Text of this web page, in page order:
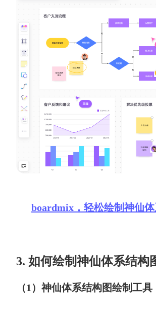
boardmix，轻松绘制神仙体
3. 如何绘制神仙体系结构
（1）神仙体系结构图绘制工具